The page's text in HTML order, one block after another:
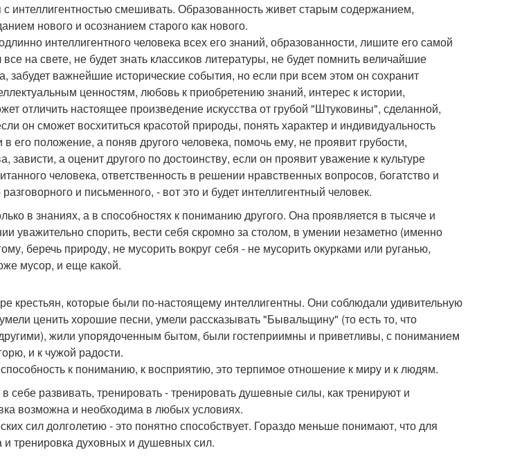
с интеллигентностью смешивать. Образованность живет старым содержанием,
нового и осознанием старого как нового.
интеллигентного человека всех его знаний, образованности, лишите его самой
на свете, не будет знать классиков литературы, не будет помнить величайшие
забудет важнейшие исторические события, но если при всем этом он сохранит
ценностям, любовь к приобретению знаний, интерес к истории,
отличить настоящее произведение искусства от грубой "Штуковины", сделанной,
он сможет восхититься красотой природы, понять характер и индивидуальность
в его положение, а поняв другого человека, помочь ему, не проявит грубости,
зависти, а оценит другого по достоинству, если он проявит уважение к культуре
человека, ответственность в решении нравственных вопросов, богатство и
и письменного, - вот это и будет интеллигентный человек.
в знаниях, а в способностях к пониманию другого. Она проявляется в тысяче и
уважительно спорить, вести себя скромно за столом, в умении незаметно (именно
беречь природу, не мусорить вокруг себя - не мусорить окурками или руганью,
мусор, и еще какой.
крестьян, которые были по-настоящему интеллигентны. Они соблюдали удивительную
ценить хорошие песни, умели рассказывать "Бывальщину" (то есть то, что
жили упорядоченным бытом, были гостеприимны и приветливы, с пониманием
и к чужой радости.
способность к пониманию, к восприятию, это терпимое отношение к миру и к людям.
себе развивать, тренировать - тренировать душевные силы, как тренируют и
возможна и необходима в любых условиях.
сил долголетию - это понятно способствует. Гораздо меньше понимают, что для
и тренировка духовных и душевных сил.